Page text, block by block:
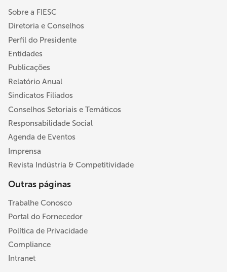
Sobre a FIESC
Diretoria e Conselhos
Perfil do Presidente
Entidades
Publicações
Relatório Anual
Sindicatos Filiados
Conselhos Setoriais e Temáticos
Responsabilidade Social
Agenda de Eventos
Imprensa
Revista Indústria & Competitividade
Outras páginas
Trabalhe Conosco
Portal do Fornecedor
Política de Privacidade
Compliance
Intranet